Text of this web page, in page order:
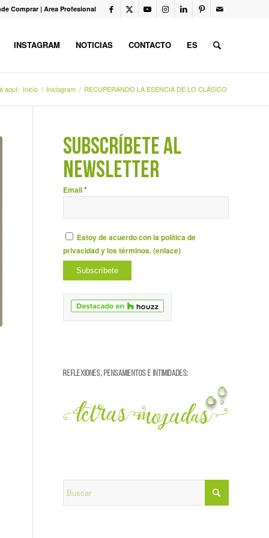
Comprar | Area Profesional
INSTAGRAM NOTICIAS CONTACTO ES
aquí: Inicio / Instagram / RECUPERANDO LA ESENCIA DE LO CLÁSICO
SUBSCRÍBETE AL
NEWSLETTER
Email*
Estoy de acuerdo con la política de
privacidad y los términos. (enlace)
REFLEXIONES, PENSAMIENTOS E INTIMIDADES: